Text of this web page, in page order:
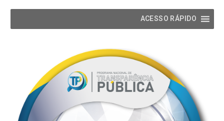
ACESSO RÁPIDO